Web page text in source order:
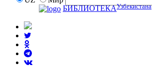
БИБЛИОТЕКАУзбекистана